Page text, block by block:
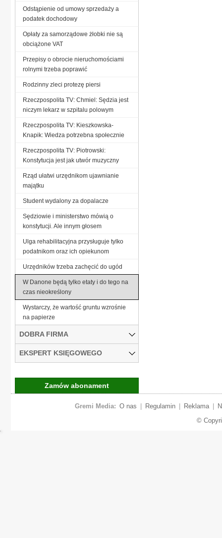
Odstąpienie od umowy sprzedaży a
podatek dochodowy
Opłaty za samorządowe żłobki nie są
obciążone VAT
Przepisy o obrocie nieruchomościami
rolnymi trzeba poprawić
Rodzinny zleci protezę piersi
Rzeczpospolita TV: Chmiel: Sędzia jest
niczym lekarz w szpitalu polowym
Rzeczpospolita TV: Kieszkowska-
Knapik: Wiedza potrzebna społecznie
Rzeczpospolita TV: Piotrowski:
Konstytucja jest jak utwór muzyczny
Rząd ułatwi urzędnikom ujawnianie
majątku
Student wydalony za dopalacze
Sędziowie i ministerstwo mówią o
konstytucji. Ale innym głosem
Ulga rehabilitacyjna przysługuje tylko
podatnikom oraz ich opiekunom
Urzędników trzeba zachęcić do ugód
W Danone będą tylko etaty i do tego na
czas nieokreślony
Wystarczy, że wartość gruntu wzrośnie
na papierze
DOBRA FIRMA
EKSPERT KSIĘGOWEGO
Zamów abonament
Gremi Media: O nas Regulamin Reklama
©